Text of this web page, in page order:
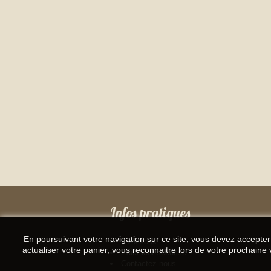
En poursuivant votre navigation sur ce site, vous devez
actualiser votre panier, vous reconnaitre lors de votre
Infos pratiques
Livraisons
Paiement sécurisé